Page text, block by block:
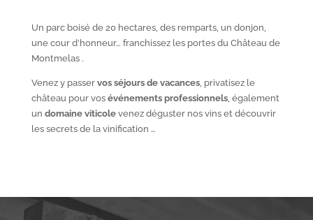
Un parc boisé de 20 hectares, des remparts, un donjon,
une cour d’honneur… franchissez les portes du Château de
Montmelas .
Venez y passer vos séjours de vacances, privatisez le
château pour vos événements professionnels, également
un domaine viticolevenez déguster nos vins et découvrir
les secrets de la vinification …